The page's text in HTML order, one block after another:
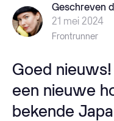
Geschreven
21 mei 2024
Frontrunner
Goed
een nieuwe
bekende